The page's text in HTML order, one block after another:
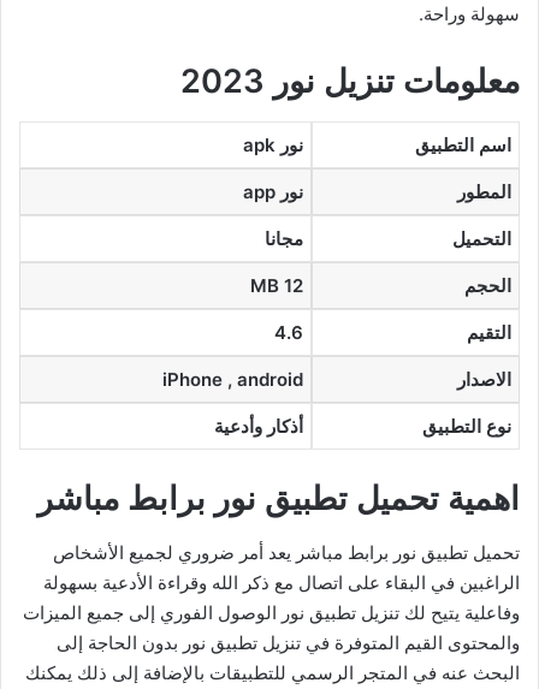
سهولة وراحة.
معلومات تنزيل نور 2023
اسم التطبيق نور apk
المطور نور app
التحميل مجانا
الحجم 12 MB
التقيم 4.6
الاصدار iPhone , android
نوع التطبيق أذكار وأدعية
اهمية تحميل تطبيق نور برابط مباشر
تحميل تطبيق نور برابط مباشر يعد أمر ضروري لجميع الأشخاص
الراغبين في البقاء على اتصال مع ذكر الله وقراءة الأدعية بسهولة
وفاعلية يتيح لك تنزيل تطبيق نور الوصول الفوري إلى جميع الميزات
والمحتوى القيم المتوفرة في تنزيل تطبيق نور بدون الحاجة إلى
البحث عنه في المتجر الرسمي للتطبيقات بالإضافة إلى ذلك يمكنك